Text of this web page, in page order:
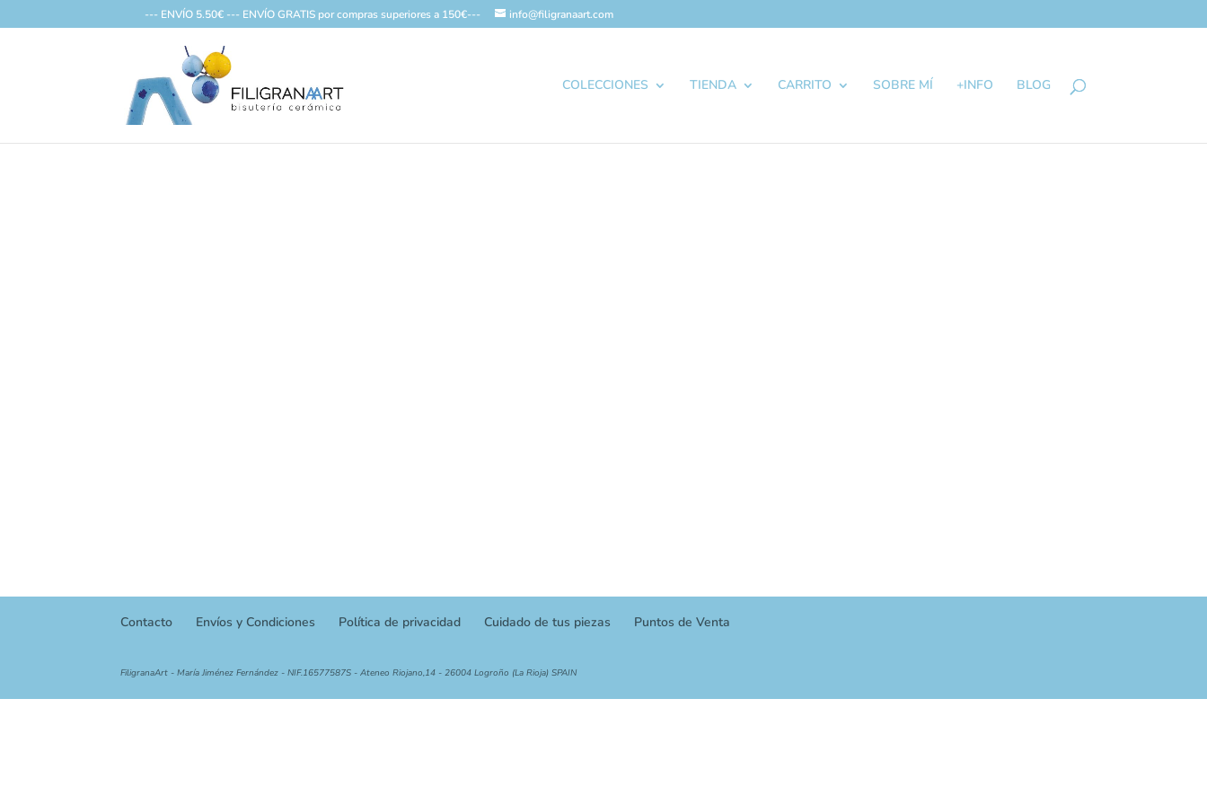
--- ENVÍO 5.50€ --- ENVÍO GRATIS por compras superiores a 150€--- info@filigranaart.com
COLECCIONES TIENDA CARRITO SOBRE MÍ +INFO BLOG
Contacto Envíos y Condiciones Política de privacidad Cuidado de tus piezas Puntos de Venta
FiligranaArt - María Jiménez Fernández - NIF.16577587S - Ateneo Riojano,14 - 26004 Logroño (La Rioja) SPAIN